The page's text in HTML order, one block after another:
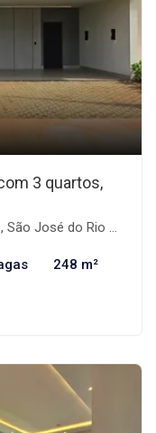
3 quartos,
do Rio Preto-SP
248 m²